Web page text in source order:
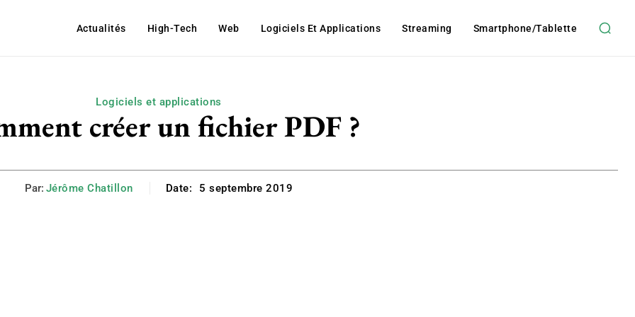
Actualités High-Tech Web Logiciels Et Applications Streaming Smartphone/tablette
Logiciels et applications
créer un fichier PDF ?
Par: Jérôme Chatillon Date: 5 septembre 2019